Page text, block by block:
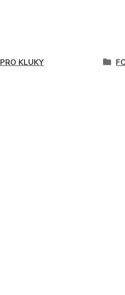
PRO KLUKY